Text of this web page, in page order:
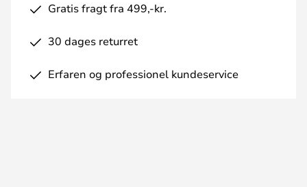
Gratis fragt fra 499,-kr.
30 dages returret
Erfaren og professionel kundeservice